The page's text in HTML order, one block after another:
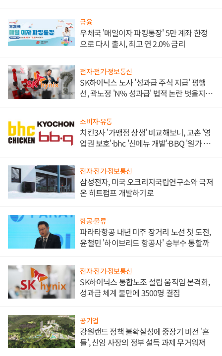
금융
우체국 '매일이자 파킹통장' 5만 계좌 한정
으로 다시 출시, 최고 연 2.0% 금리
전자·전기·정보통신
SK하이닉스 노사 '성과급 주식 지급' 평행
선, 곽노정 'N% 성과급' 법적 논란 벗을지 주
소비자·유통
치킨3사 '가맹점 상생' 비교해보니, 교촌 '영
업권 보호'·bhc '신메뉴 개발'·BBQ '원가 부
전자·전기·정보통신
삼성전자, 미국 오크리지국립연구소와 극저
온 히트펌프 개발하기로
항공·물류
파라타항공 내년 미주 장거리 노선 첫 도전,
윤철민 '하이브리드 항공사' 승부수 통할까
전자·전기·정보통신
SK하이닉스 통합노조 설립 움직임 본격화,
성과급 체계 불만에 3500명 결집
공기업
강원랜드 정책 불확실성에 중장기 비전 '흔
들', 신임 사장의 정부 설득 과제 무거워져